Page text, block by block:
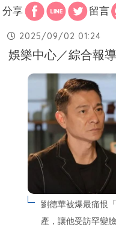
分享 留言
2025/09/02 01:24
娛樂中心／綜合報導
劉德華被爆最痛恨
產，讓他受訪罕變